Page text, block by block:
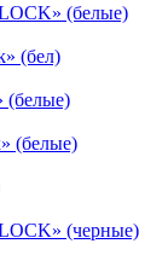
(белые)
(бел)
(белые)
(черные)